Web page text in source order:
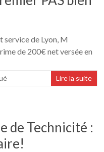
service de Lyon, M
de 200€ net versée en
Lire la suite
de Technicité :